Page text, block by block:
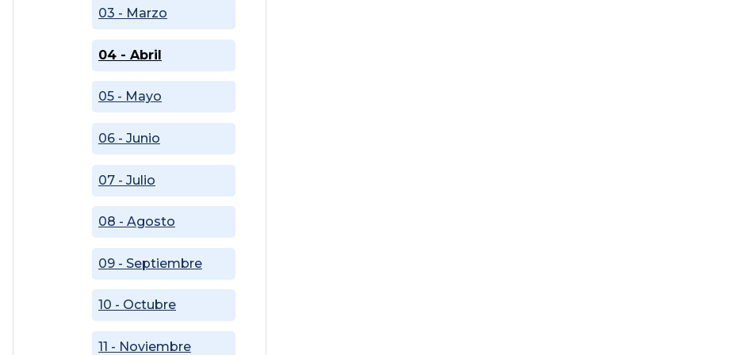
03 - Marzo
04 - Abril
05 - Mayo
06 - Junio
07 - Julio
08 - Agosto
09 - Septiembre
10 - Octubre
11 - Noviembre